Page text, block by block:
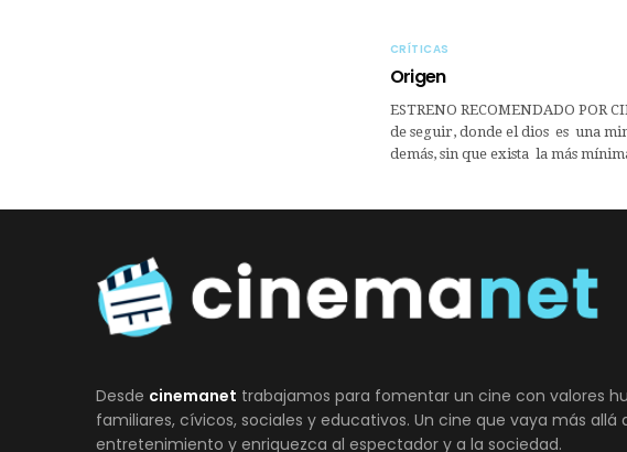
CRÍTICAS
Origen
ESTRENO RECOMENDADO POR
de seguir, donde el dios es una
demás, sin que exista la más
Desde cinemanet trabajamos para fomentar un cine con valores
familiares, cívicos, sociales y educativos. Un cine que vaya más allá
entretenimiento y enriquezca al espectador y a la sociedad.